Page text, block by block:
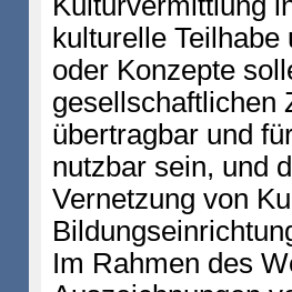
kulturelle
oder Konzepte
gesellschaftlichen
übertragbar und
nutzbar sein, und
Vernetzung von
Im Rahmen des